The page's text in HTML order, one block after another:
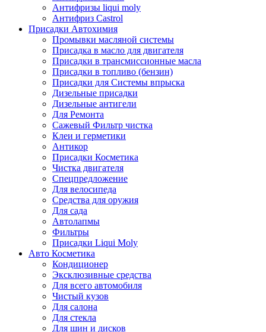
Антифризы liqui moly
Антифриз Castrol
Присадки Автохимия
Промывки масляной системы
Присадка в масло для двигателя
Присадки в трансмиссионные масла
Присадки в топливо (бензин)
Присадки для Системы впрыска
Дизельные присадки
Дизельные антигели
Для Ремонта
Сажевый Фильтр чистка
Клеи и герметики
Антикор
Присадки Косметика
Чистка двигателя
Спецпредложение
Для велосипеда
Средства для оружия
Для сада
Автолапмы
Фильтры
Присадки Liqui Moly
Авто Косметика
Кондиционер
Эксклюзивные средства
Для всего автомобиля
Чистый кузов
Для салона
Для стекла
Для шин и дисков